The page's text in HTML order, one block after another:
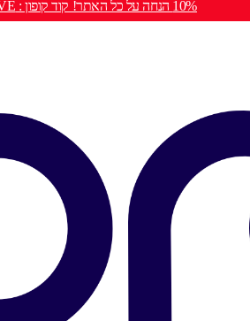
10% הנחה על כל האתר! קוד קופון : LOVE